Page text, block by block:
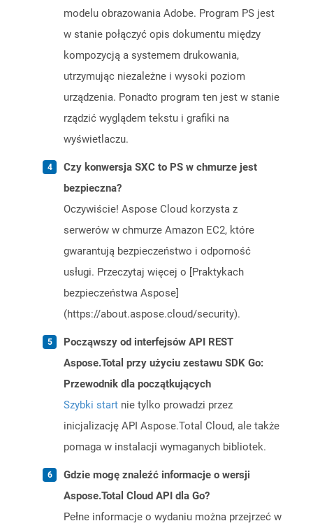
modelu obrazowania Adobe. Program PS jest
w stanie połączyć opis dokumentu między
kompozycją a systemem drukowania,
utrzymując niezależne i wysoki poziom
urządzenia. Ponadto program ten jest w stanie
rządzić wyglądem tekstu i grafiki na
wyświetlaczu.
Czy konwersja SXC to PS w chmurze jest
bezpieczna?
Oczywiście! Aspose Cloud korzysta z
serwerów w chmurze Amazon EC2, które
gwarantują bezpieczeństwo i odporność
usługi. Przeczytaj więcej o [Praktykach
bezpieczeństwa Aspose]
(https://about.aspose.cloud/security).
Począwszy od interfejsów API REST
Aspose.Total przy użyciu zestawu SDK Go:
Przewodnik dla początkujących
Szybki start nie tylko prowadzi przez
inicjalizację API Aspose.Total Cloud, ale także
pomaga w instalacji wymaganych bibliotek.
Gdzie mogę znaleźć informacje o wersji
Aspose.Total Cloud API dla Go?
Pełne informacje o wydaniu można przejrzeć w